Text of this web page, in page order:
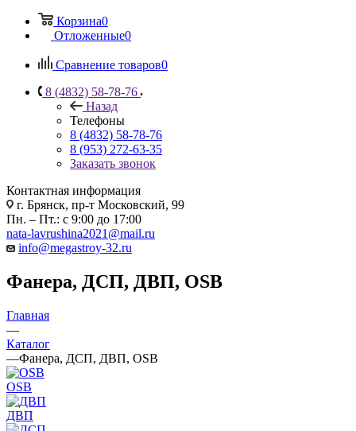
Корзина0
Отложенные0
Сравнение товаров0
8 (4832) 58-78-76
Назад
Телефоны
8 (4832) 58-78-76
8 (953) 272-63-35
Заказать звонок
Контактная информация
г. Брянск, пр-т Московский, 99
Пн. – Пт.: с 9:00 до 17:00
nata-lavrushina2021@mail.ru
info@megastroy-32.ru
Фанера, ДСП, ДВП, OSB
Главная
—
Каталог
—Фанера, ДСП, ДВП, OSB
OSB
ДВП